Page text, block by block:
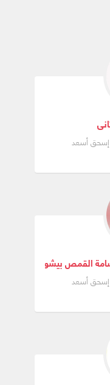
إسحق أسعد
القمص بيشوي كامل
إسحق أسعد